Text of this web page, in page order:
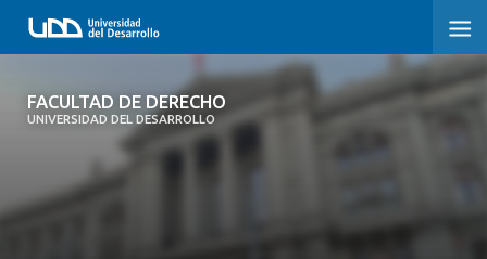
FACULTAD DE DERECHO
UNIVERSIDAD DEL DESARROLLO
FACULTAD DE DERECHO
SOBRE LA FACULTAD